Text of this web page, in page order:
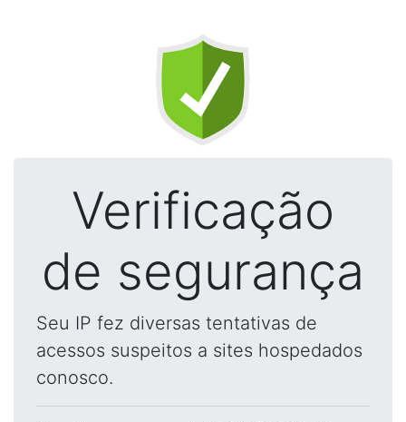
Verificação
de segurança
Seu IP fez diversas tentativas de
acessos suspeitos a sites hospedados
conosco.